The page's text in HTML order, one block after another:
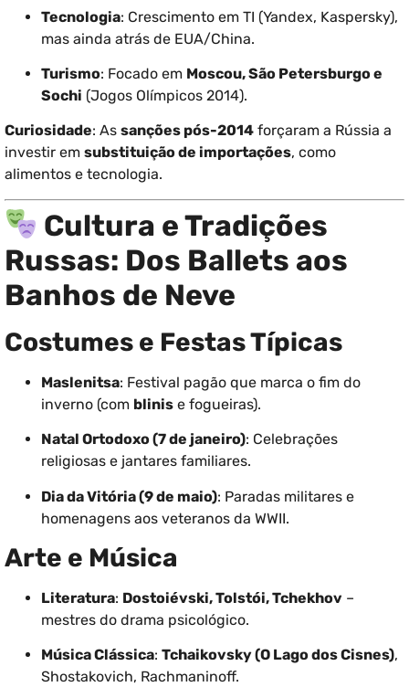
Tecnologia: Crescimento em TI (Yandex, Kaspersky),
mas ainda atrás de EUA/China.
Turismo: Focado em Moscou, São Petersburgo e
Sochi (Jogos Olímpicos 2014).
Curiosidade: As sanções pós-2014 forçaram a Rússia a
investir em substituição de importações, como
alimentos e tecnologia.
Cultura e Tradições
Russas: Dos Ballets aos
Banhos de Neve
Costumes e Festas Típicas
Maslenitsa: Festival pagão que marca o fim do
inverno (com blinis e fogueiras).
Natal Ortodoxo (7 de janeiro): Celebrações
religiosas e jantares familiares.
Dia da Vitória (9 de maio): Paradas militares e
homenagens aos veteranos da WWII.
Arte e Música
Literatura: Dostoiévski, Tolstói, Tchekhov –
mestres do drama psicológico.
Música Clássica: Tchaikovsky (O Lago dos Cisnes),
Shostakovich, Rachmaninoff.